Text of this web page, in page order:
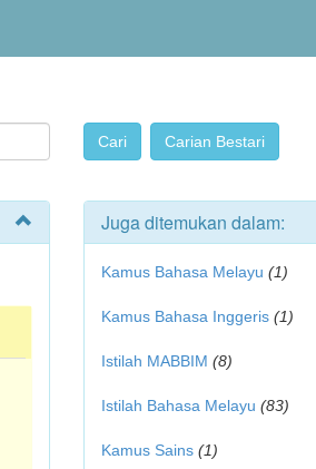
Juga ditemukan dalam:
Kamus Bahasa Melayu (1)
Kamus Bahasa Inggeris (1)
Istilah MABBIM (8)
Istilah Bahasa Melayu (83)
Kamus Sains (1)